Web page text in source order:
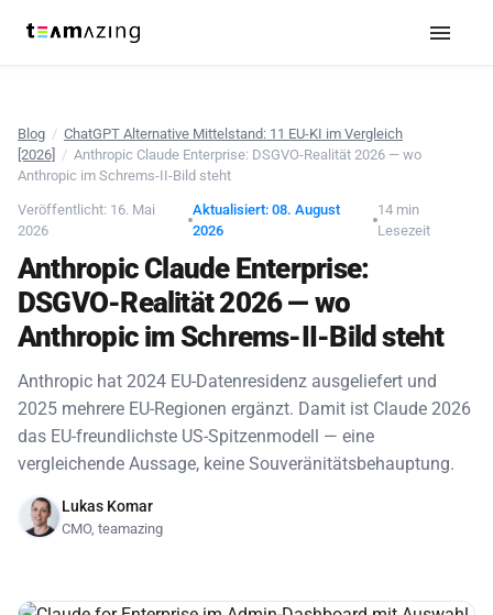
Blog / ChatGPT Alternative Mittelstand: 11 EU-KI im Vergleich
[2026]
/ Anthropic Claude Enterprise: DSGVO-Realität 2026 — wo
Anthropic im Schrems-II-Bild steht
Veröffentlicht: 16. Mai
2026
Aktualisiert: 08. August
2026
14 min
Lesezeit
Anthropic Claude Enterprise:
DSGVO-Realität 2026 — wo
Anthropic im Schrems-II-Bild steht
Anthropic hat 2024 EU-Datenresidenz ausgeliefert und
2025 mehrere EU-Regionen ergänzt. Damit ist Claude 2026
das EU-freundlichste US-Spitzenmodell — eine
vergleichende Aussage, keine Souveränitätsbehauptung.
Lukas Komar
CMO, teamazing